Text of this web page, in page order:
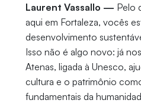
Laurent Vassallo — Pelo
aqui em Fortaleza, vocês
desenvolvimento
Isso não é algo novo: já
Atenas, ligada à Unesco,
cultura e o patrimônio
fundamentais da